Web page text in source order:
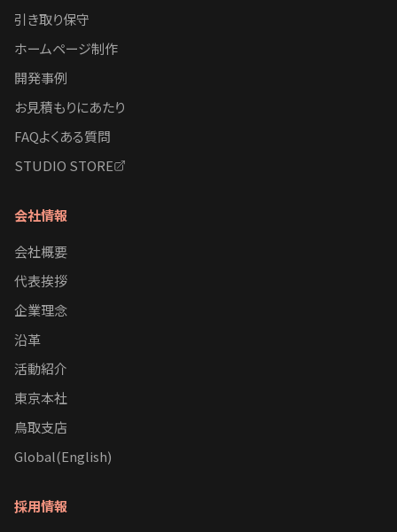
引き取り保守
ホームページ制作
開発事例
お見積もりにあたり
FAQよくある質問
STUDIO STORE
会社情報
会社概要
代表挨拶
企業理念
沿革
活動紹介
東京本社
鳥取支店
Global(English)
採用情報